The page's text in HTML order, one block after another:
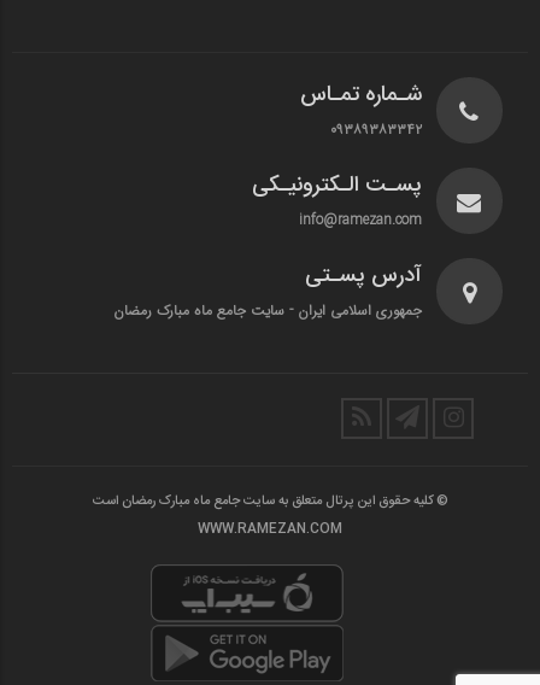
شـماره تمـاس
۰۹۳۸۹۳۸۳۳۴۲
پسـت الـکترونیـکی
info@ramezan.com
آدرس پسـتی
جمهوری اسلامی ایران - سایت جامع ماه مبارک رمضان
© کلیه حقوق این پرتال متعلق به سایت جامع ماه مبارک رمضان است
WWW.RAMEZAN.COM